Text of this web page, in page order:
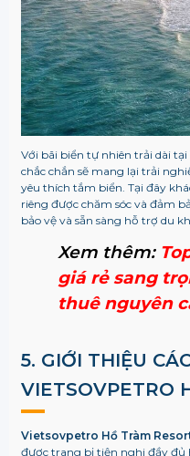
Với bãi biển tự nhiên trải dài tại
chắc chắn sẽ mang lại trải
yêu thích tắm biển. Tại đây
riêng được chăm sóc và đảm
bảo vệ và sẵn sàng hỗ trợ du
Xem thêm:
giá rẻ sang
thuê nguyên
5. GIỚI THIỆU
VIETSOVPETRO
Vietsovpetro Hồ Tràm
được trang bị tiện nghi đầy đủ